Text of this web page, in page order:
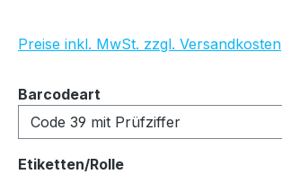
Preise inkl. MwSt. zzgl. Versandkosten
Barcodeart
Etiketten/Rolleauswählen